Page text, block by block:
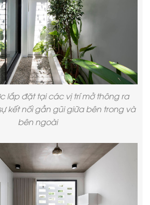
lắp đặt tại các vị trí mở thông ra
kết nối gần gũi giữa bên trong và
bên ngoài